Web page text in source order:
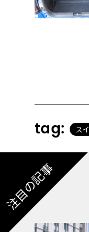
tag: ス
注目の記事